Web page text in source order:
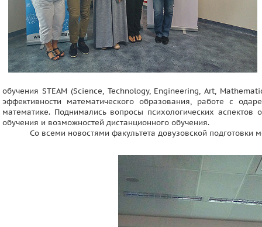
обучения STEAM (Science, Technology, Engineering, Art,
эффективности математического образования, работе с
математике. Поднимались вопросы психологических
обучения и возможностей дистанционного обучения.
Со всеми новостями факультета довузовской подготовки